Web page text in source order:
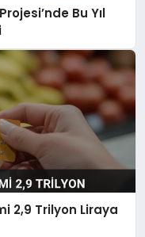
Bu Yıl
2,9 Trilyon Liraya